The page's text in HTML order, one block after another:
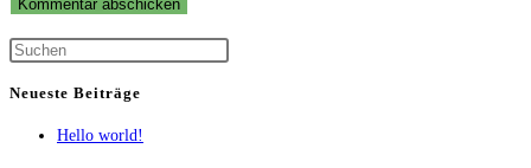
Neueste Beiträge
Hello world!